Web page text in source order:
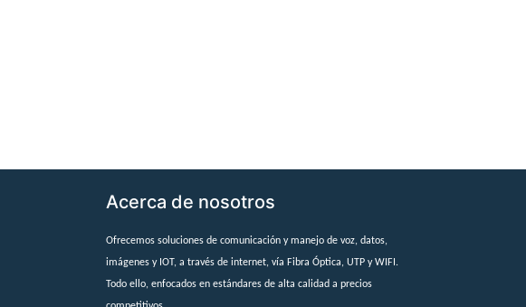
Acerca de nosotros
Ofrecemos soluciones de comunicación y manejo de voz, datos,
imágenes y IOT, a través de internet, vía Fibra Óptica, UTP y WIFI.
Todo ello, enfocados en estándares de alta calidad a precios